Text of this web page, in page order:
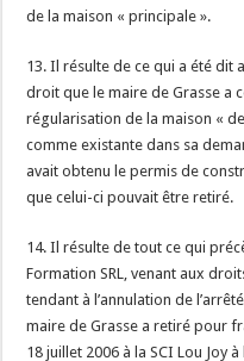
de la maison « principale ».
13. Il résulte de ce qui a été dit
droit que le maire de Grasse a
régularisation de la maison «
comme existante dans sa
avait obtenu le permis de
que celui-ci pouvait être retiré.
14. Il résulte de tout ce qui
Formation SRL, venant aux
tendant à l’annulation de
maire de Grasse a retiré pour
18 juillet 2006 à la SCI Lou Joy